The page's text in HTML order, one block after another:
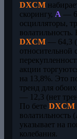
DXCM
скорингу, A —
осцилляторы,
волатильность.
DXCM — 64,3
относительной
акции
на 13,8%. Это
тренд для
— 12,3 (нет
По бете DXCM
волатильность
указывает на
колебания.